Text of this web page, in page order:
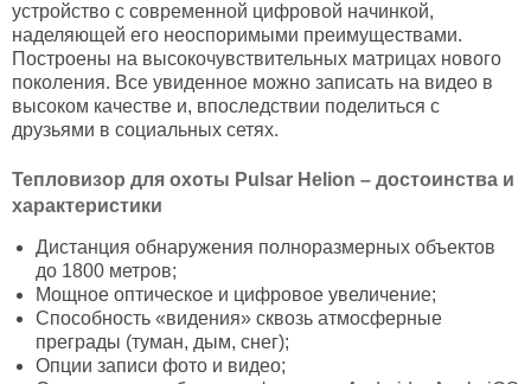
устройство с современной цифровой начинкой,
наделяющей его неоспоримыми преимуществами.
Построены на высокочувствительных матрицах нового
поколения. Все увиденное можно записать на видео в
высоком качестве и, впоследствии поделиться с
друзьями в социальных сетях.
Тепловизор для охоты Pulsar Helion – достоинства и
характеристики
Дистанция обнаружения полноразмерных объектов
до 1800 метров;
Мощное оптическое и цифровое увеличение;
Способность «видения» сквозь атмосферные
преграды (туман, дым, снег);
Опции записи фото и видео;